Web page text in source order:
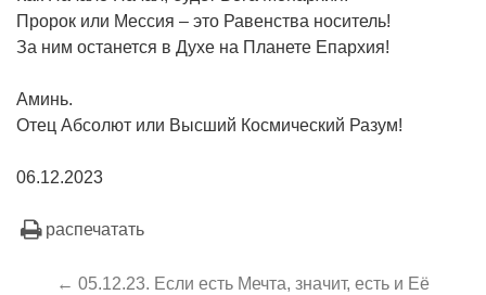
Пророк или Мессия – это Равенства носитель!
За ним останется в Духе на Планете Епархия!
Аминь.
Отец Абсолют или Высший Космический Разум!
06.12.2023
распечатать
← 05.12.23. Если есть Мечта, значит, есть и Её